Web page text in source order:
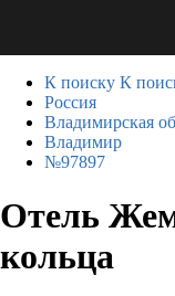
К поиску К
Россия
Владимирская
Владимир
№97897
Отель
кольца